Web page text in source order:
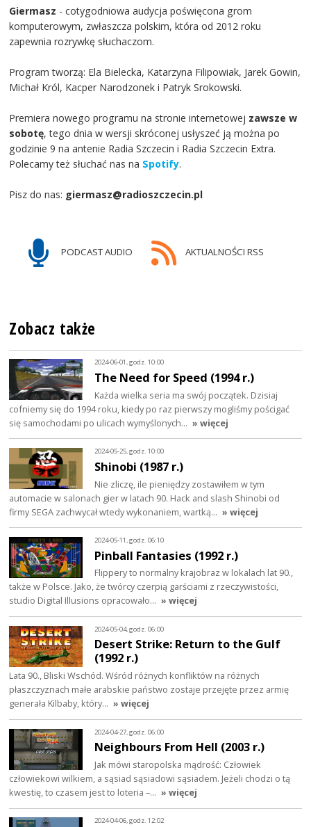
Giermasz - cotygodniowa audycja poświęcona grom
komputerowym, zwłaszcza polskim, która od 2012 roku
zapewnia rozrywkę słuchaczom.
Program tworzą: Ela Bielecka, Katarzyna Filipowiak, Jarek Gowin,
Michał Król, Kacper Narodzonek i Patryk Srokowski.
Premiera nowego programu na stronie internetowej zawsze w
sobotę, tego dnia w wersji skróconej usłyszeć ją można po
godzinie 9 na antenie Radia Szczecin i Radia Szczecin Extra.
Polecamy też słuchać nas na Spotify.
Pisz do nas: giermasz@radioszczecin.pl
PODCAST AUDIO AKTUALNOŚCI RSS
Zobacz także
2024-06-01, godz. 10:00
The Need for Speed (1994 r.)
Każda wielka seria ma swój początek. Dzisiaj
cofniemy się do 1994 roku, kiedy po raz pierwszy mogliśmy pościgać
się samochodami po ulicach wymyślonych… » więcej
2024-05-25, godz. 10:00
Shinobi (1987 r.)
Nie zliczę, ile pieniędzy zostawiłem w tym
automacie w salonach gier w latach 90. Hack and slash Shinobi od
firmy SEGA zachwycał wtedy wykonaniem, wartką… » więcej
2024-05-11, godz. 06:10
Pinball Fantasies (1992 r.)
Flippery to normalny krajobraz w lokalach lat 90.,
także w Polsce. Jako, że twórcy czerpią garściami z rzeczywistości,
studio Digital Illusions opracowało… » więcej
2024-05-04, godz. 06:00
Desert Strike: Return to the Gulf
(1992 r.)
Lata 90., Bliski Wschód. Wśród różnych konfliktów na różnych
płaszczyznach małe arabskie państwo zostaje przejęte przez armię
generała Kilbaby, który… » więcej
2024-04-27, godz. 06:00
Neighbours From Hell (2003 r.)
Jak mówi staropolska mądrość: Człowiek
człowiekowi wilkiem, a sąsiad sąsiadowi sąsiadem. Jeżeli chodzi o tą
kwestię, to czasem jest to loteria –… » więcej
2024-04-06, godz. 12:02